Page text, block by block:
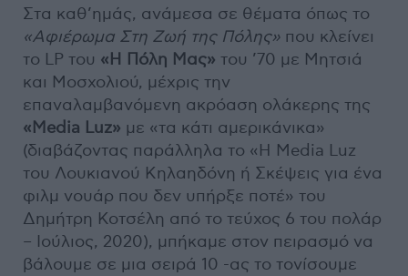
Στα καθ’ημάς, ανάμεσα σε θέματα όπως το
«Αφιέρωμα Στη Ζωή της Πόλης» που κλείνει
το LP του «Η Πόλη Μας» του ’70 με Μητσιά
και Μοσχολιού, μέχρις την
επαναλαμβανόμενη ακρόαση ολάκερης της
«Media Luz» με «τα κάτι αμερικάνικα»
(διαβάζοντας παράλληλα το «Η Media Luz
του Λουκιανού Κηλαηδόνη ή Σκέψεις για ένα
φιλμ νουάρ που δεν υπήρξε ποτέ» του
Δημήτρη Κοτσέλη από το τεύχος 6 του πολάρ
– Ιούλιος, 2020), μπήκαμε στον πειρασμό να
βάλουμε σε μια σειρά 10 -ας το τονίσουμε